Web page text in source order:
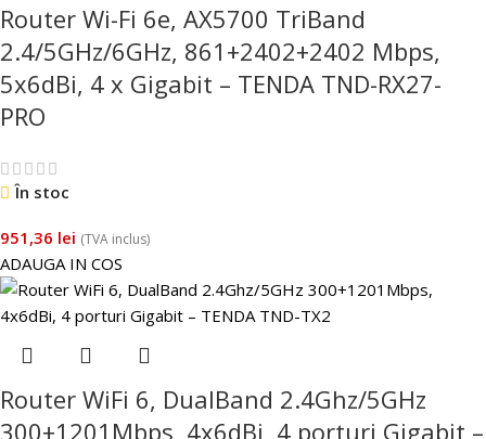
Router Wi-Fi 6e, AX5700 TriBand
2.4/5GHz/6GHz, 861+2402+2402 Mbps,
5x6dBi, 4 x Gigabit – TENDA TND-RX27-
PRO
În stoc
951,36 lei (TVA inclus)
ADAUGA IN COS
Router WiFi 6, DualBand 2.4Ghz/5GHz
300+1201Mbps, 4x6dBi, 4 porturi Gigabit –